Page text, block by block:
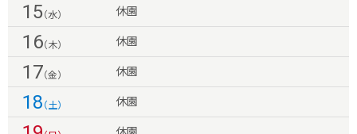
15（水） 休園
16（木） 休園
17（金） 休園
18 （土） 休園